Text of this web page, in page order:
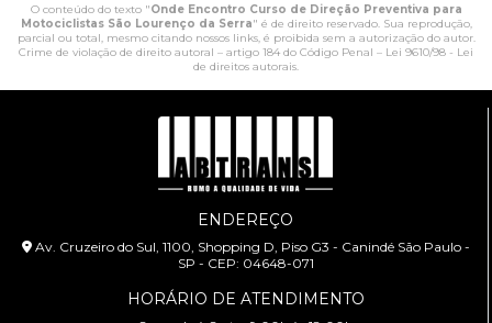
O conteúdo do texto "Onde Encontro Curso de Direção Preventiva para
Motociclistas São Lourenço da Serra" é de direito reservado. Sua reprodução,
parcial ou total, mesmo citando nossos links, é proibida sem a autorização do autor.
Crime de violação de direito autoral – artigo 184 do Código Penal – Lei 9610/98 - Lei
de direitos autorais.
ENDEREÇO
Av. Cruzeiro do Sul, 1100, Shopping D, Piso G3 - Canindé São Paulo -
SP - CEP: 04648-071
HORÁRIO DE ATENDIMENTO